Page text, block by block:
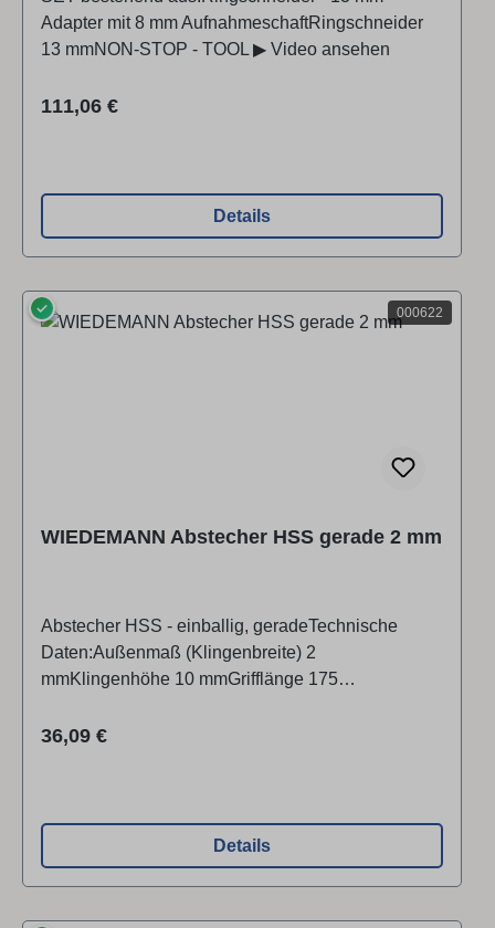
Adapter mit 8 mm AufnahmeschaftRingschneider
13 mmNON-STOP - TOOL ▶ Video ansehen
Regulärer Preis:
111,06 €
Details
000622
✓
WIEDEMANN Abstecher HSS gerade 2 mm
Abstecher HSS - einballig, geradeTechnische
Daten:Außenmaß (Klingenbreite) 2
mmKlingenhöhe 10 mmGrifflänge 175
ungefähre Werte.
Regulärer Preis:
36,09 €
Details